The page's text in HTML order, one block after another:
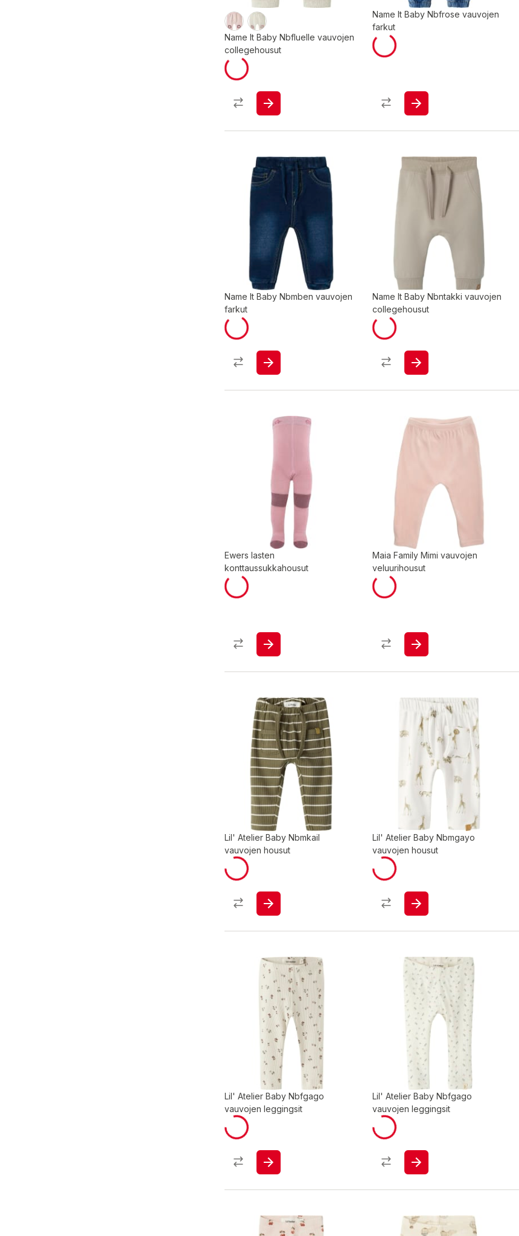
Name It Baby Nbfluelle vauvojen
collegehousut
Name It Baby Nbfrose vauvojen
farkut
Name It Baby Nbmben vauvojen
farkut
Name It Baby Nbntakki vauvojen
collegehousut
Ewers lasten
konttaussukkahousut
Maia Family Mimi vauvojen
veluurihousut
Lil' Atelier Baby Nbmkail
vauvojen housut
Lil' Atelier Baby Nbmgayo
vauvojen housut
Lil' Atelier Baby Nbfgago
vauvojen leggingsit
Lil' Atelier Baby Nbfgago
vauvojen leggingsit